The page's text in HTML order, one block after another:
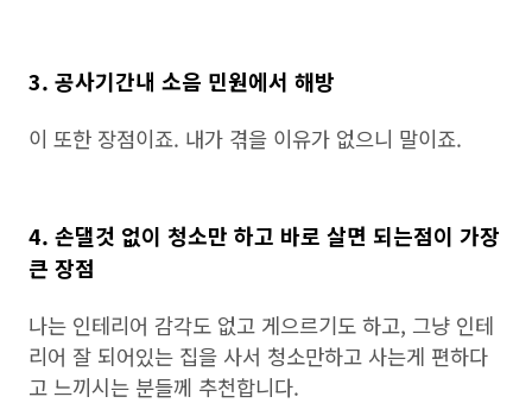
3. 공사기간내 소음 민원에서 해방
이 또한 장점이죠. 내가 겪을 이유가 없으니 말이죠.
4. 손댈것 없이 청소만 하고 바로 살면 되는점이 가장
큰 장점
나는 인테리어 감각도 없고 게으르기도 하고, 그냥 인테
리어 잘 되어있는 집을 사서 청소만하고 사는게 편하다
고 느끼시는 분들께 추천합니다.